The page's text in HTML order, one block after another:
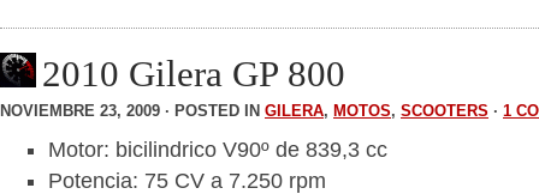
2010 Gilera GP 800
NOVIEMBRE 23, 2009 · POSTED IN GILERA, MOTOS, SCOOTERS · 1
Motor: bicilindrico V90º de 839,3 cc
Potencia: 75 CV a 7.250 rpm